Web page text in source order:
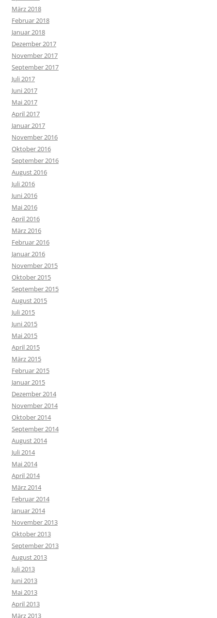
März 2018
Februar 2018
Januar 2018
Dezember 2017
November 2017
September 2017
Juli 2017
Juni 2017
Mai 2017
April 2017
Januar 2017
November 2016
Oktober 2016
September 2016
August 2016
Juli 2016
Juni 2016
Mai 2016
April 2016
März 2016
Februar 2016
Januar 2016
November 2015
Oktober 2015
September 2015
August 2015
Juli 2015
Juni 2015
Mai 2015
April 2015
März 2015
Februar 2015
Januar 2015
Dezember 2014
November 2014
Oktober 2014
September 2014
August 2014
Juli 2014
Mai 2014
April 2014
März 2014
Februar 2014
Januar 2014
November 2013
Oktober 2013
September 2013
August 2013
Juli 2013
Juni 2013
Mai 2013
April 2013
März 2013